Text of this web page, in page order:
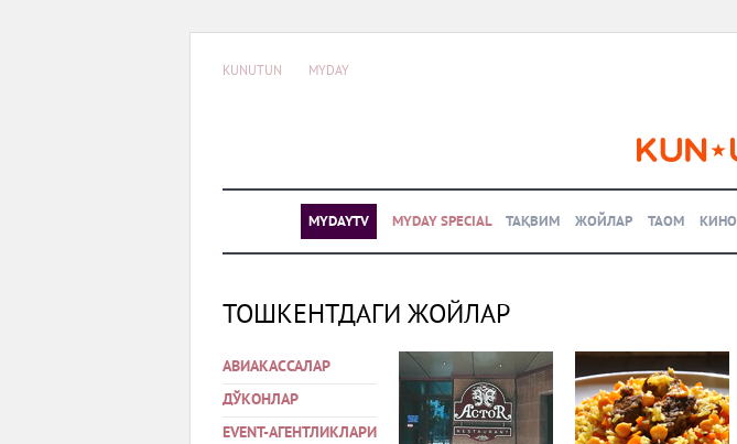
KUNUTUN MYDAY
MYDAYTV MYDAY SPECIAL ТАҚВИМ ЖОЙЛАР ТАОМ КИНО
ТОШКЕНТДАГИ ЖОЙЛАР
АВИАКАССАЛАР
ДЎКОНЛАР
EVENT-АГЕНТЛИКЛАРИ